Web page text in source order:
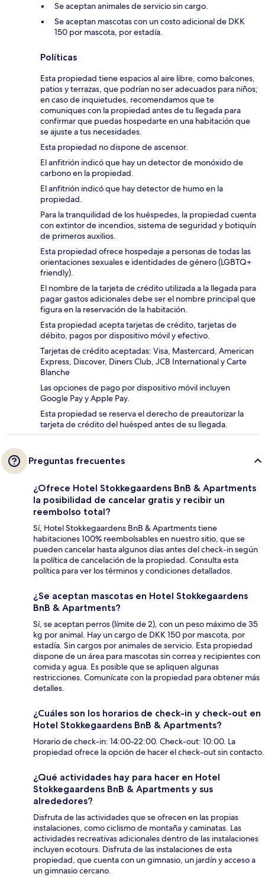
Se aceptan animales de servicio sin cargo.
Se aceptan mascotas con un costo adicional de DKK
150 por mascota, por estadía.
Políticas
Esta propiedad tiene espacios al aire libre, como balcones,
patios y terrazas, que podrían no ser adecuados para niños;
en caso de inquietudes, recomendamos que te
comuniques con la propiedad antes de tu llegada para
confirmar que puedas hospedarte en una habitación que
se ajuste a tus necesidades.
Esta propiedad no dispone de ascensor.
El anfitrión indicó que hay un detector de monóxido de
carbono en la propiedad.
El anfitrión indicó que hay detector de humo en la
propiedad.
Para la tranquilidad de los huéspedes, la propiedad cuenta
con extintor de incendios, sistema de seguridad y botiquín
de primeros auxilios.
Esta propiedad ofrece hospedaje a personas de todas las
orientaciones sexuales e identidades de género (LGBTQ+
friendly).
El nombre de la tarjeta de crédito utilizada a la llegada para
pagar gastos adicionales debe ser el nombre principal que
figura en la reservación de la habitación.
Esta propiedad acepta tarjetas de crédito, tarjetas de
débito, pagos por dispositivo móvil y efectivo.
Tarjetas de crédito aceptadas: Visa, Mastercard, American
Express, Discover, Diners Club, JCB International y Carte
Blanche
Las opciones de pago por dispositivo móvil incluyen
Google Pay y Apple Pay.
Esta propiedad se reserva el derecho de preautorizar la
tarjeta de crédito del huésped antes de su llegada.
Preguntas frecuentes
¿Ofrece Hotel Stokkegaardens BnB & Apartments
la posibilidad de cancelar gratis y recibir un
reembolso total?
Sí, Hotel Stokkegaardens BnB & Apartments tiene
habitaciones 100% reembolsables en nuestro sitio, que se
pueden cancelar hasta algunos días antes del check-in según
la política de cancelación de la propiedad. Consulta esta
política para ver los términos y condiciones detallados.
¿Se aceptan mascotas en Hotel Stokkegaardens
BnB & Apartments?
Sí, se aceptan perros (límite de 2), con un peso máximo de 35
kg por animal. Hay un cargo de DKK 150 por mascota, por
estadía. Sin cargos por animales de servicio. Esta propiedad
dispone de un área para mascotas sin correa y recipientes con
comida y agua. Es posible que se apliquen algunas
restricciones. Comunícate con la propiedad para obtener más
detalles.
¿Cuáles son los horarios de check-in y check-out en
Hotel Stokkegaardens BnB & Apartments?
Horario de check-in: 14:00-22:00. Check-out: 10:00. La
propiedad ofrece la opción de hacer el check-out sin contacto.
¿Qué actividades hay para hacer en Hotel
Stokkegaardens BnB & Apartments y sus
alrededores?
Disfruta de las actividades que se ofrecen en las propias
instalaciones, como ciclismo de montaña y caminatas. Las
actividades recreativas adicionales dentro de las instalaciones
incluyen ecotours. Disfruta de las instalaciones de esta
propiedad, que cuenta con un gimnasio, un jardín y acceso a
un gimnasio cercano.